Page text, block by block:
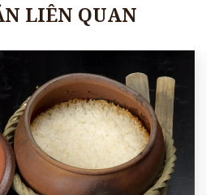
LIÊN QUAN